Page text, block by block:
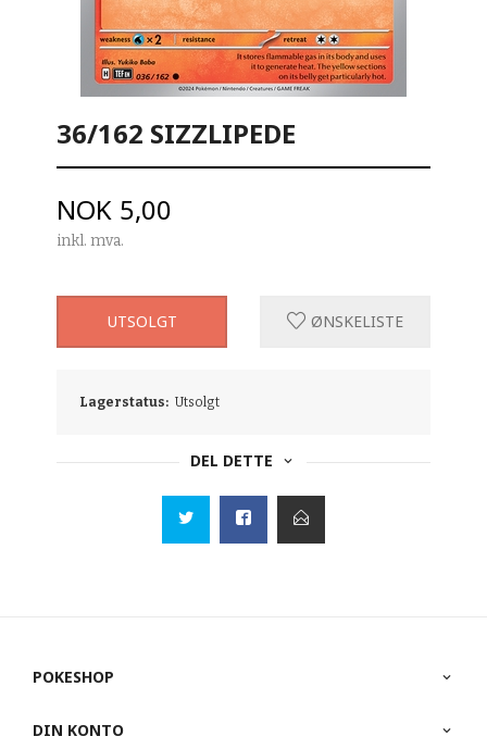
36/162 SIZZLIPEDE
Pris
NOK 5,00
inkl. mva.
UTSOLGT ØNSKELISTE
Lagerstatus: Utsolgt
DEL DETTE
POKESHOP
DIN KONTO